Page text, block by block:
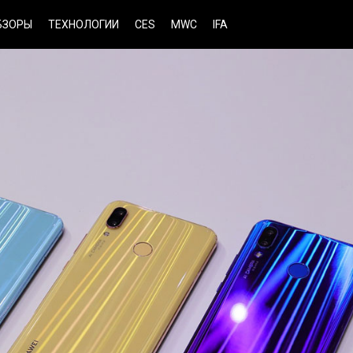
ТЕХНОЛОГИИ CES MWC IFA